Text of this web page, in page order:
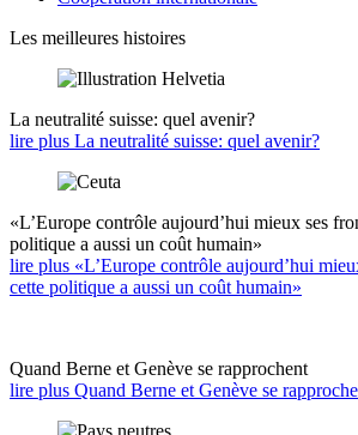
Les meilleures histoires
La neutralité suisse: quel avenir?
lire plus La neutralité suisse: quel avenir?
«L’Europe contrôle aujourd’hui mieux ses
politique a aussi un coût humain»
lire plus «L’Europe contrôle aujourd’hui
cette politique a aussi un coût humain»
Quand Berne et Genève se rapprochent
lire plus Quand Berne et Genève se